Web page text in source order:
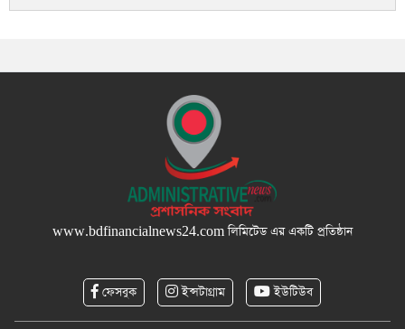
www.bdfinancialnews24.comলিমিটেড এর একটি প্রতিষ্ঠান
ফেসবুক ইন্সটাগ্রাম ইউটিউব